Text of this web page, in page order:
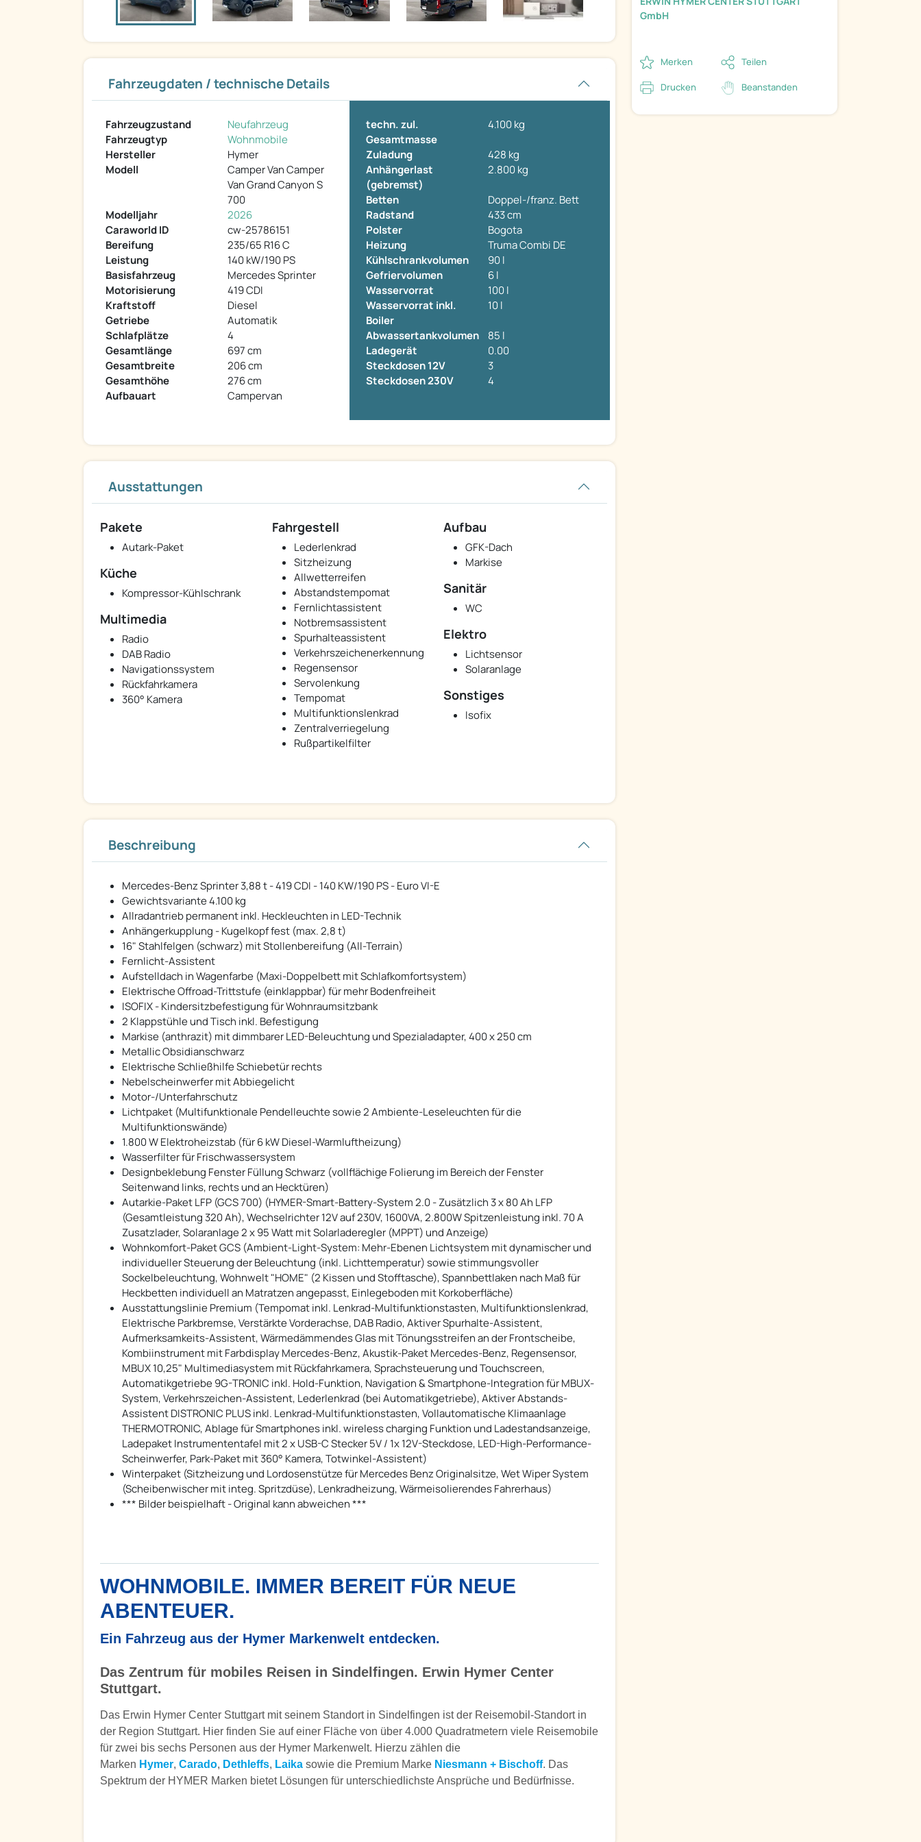
Fahrzeugdaten / technische Details
Fahrzeugzustand
Neufahrzeug
Fahrzeugtyp
Wohnmobile
Hersteller
Hymer
Modell
Camper Van Camper
Van Grand Canyon S
700
Modelljahr
2026
Caraworld ID
cw-25786151
Bereifung
235/65 R16 C
Leistung
140 kW/190 PS
Basisfahrzeug
Mercedes Sprinter
Motorisierung
419 CDI
Kraftstoff
Diesel
Getriebe
Automatik
Schlafplätze
4
Gesamtlänge
697 cm
Gesamtbreite
206 cm
Gesamthöhe
276 cm
Aufbauart
Campervan
techn. zul.
Gesamtmasse
4.100 kg
Zuladung
428 kg
Anhängerlast
(gebremst)
2.800 kg
Betten
Doppel-/franz. Bett
Radstand
433 cm
Polster
Bogota
Heizung
Truma Combi DE
Kühlschrankvolumen
90 l
Gefriervolumen
6 l
Wasservorrat
100 l
Wasservorrat inkl.
Boiler
10 l
Abwassertankvolumen
85 l
Ladegerät
0.00
Steckdosen 12V
3
Steckdosen 230V
4
Ausstattungen
Pakete
Autark-Paket
Fahrgestell
Lederlenkrad
Sitzheizung
Allwetterreifen
Abstandstempomat
Fernlichtassistent
Notbremsassistent
Spurhalteassistent
Verkehrszeichenerkennung
Regensensor
Servolenkung
Tempomat
Multifunktionslenkrad
Zentralverriegelung
Rußpartikelfilter
Aufbau
GFK-Dach
Markise
Küche
Kompressor-Kühlschrank Sanitär
WC
Multimedia
Radio
DAB Radio
Navigationssystem
Rückfahrkamera
360° Kamera
Elektro
Lichtsensor
Solaranlage
Sonstiges
Isofix
Beschreibung
Mercedes-Benz Sprinter 3,88 t - 419 CDI - 140 KW/190 PS - Euro VI-E
Gewichtsvariante 4.100 kg
Allradantrieb permanent inkl. Heckleuchten in LED-Technik
Anhängerkupplung - Kugelkopf fest (max. 2,8 t)
16" Stahlfelgen (schwarz) mit Stollenbereifung (All-Terrain)
Fernlicht-Assistent
Aufstelldach in Wagenfarbe (Maxi-Doppelbett mit Schlafkomfortsystem)
Elektrische Offroad-Trittstufe (einklappbar) für mehr Bodenfreiheit
ISOFIX - Kindersitzbefestigung für Wohnraumsitzbank
2 Klappstühle und Tisch inkl. Befestigung
Markise (anthrazit) mit dimmbarer LED-Beleuchtung und Spezialadapter, 400 x 250 cm
Metallic Obsidianschwarz
Elektrische Schließhilfe Schiebetür rechts
Nebelscheinwerfer mit Abbiegelicht
Motor-/Unterfahrschutz
Lichtpaket (Multifunktionale Pendelleuchte sowie 2 Ambiente-Leseleuchten für die
Multifunktionswände)
1.800 W Elektroheizstab (für 6 kW Diesel-Warmluftheizung)
Wasserfilter für Frischwassersystem
Designbeklebung Fenster Füllung Schwarz (vollflächige Folierung im Bereich der Fenster
Seitenwand links, rechts und an Hecktüren)
Autarkie-Paket LFP (GCS 700) (HYMER-Smart-Battery-System 2.0 - Zusätzlich 3 x 80 Ah LFP
(Gesamtleistung 320 Ah), Wechselrichter 12V auf 230V, 1600VA, 2.800W Spitzenleistung inkl. 70 A
Zusatzlader, Solaranlage 2 x 95 Watt mit Solarladeregler (MPPT) und Anzeige)
Wohnkomfort-Paket GCS (Ambient-Light-System: Mehr-Ebenen Lichtsystem mit dynamischer und
individueller Steuerung der Beleuchtung (inkl. Lichttemperatur) sowie stimmungsvoller
Sockelbeleuchtung, Wohnwelt "HOME" (2 Kissen und Stofftasche), Spannbettlaken nach Maß für
Heckbetten individuell an Matratzen angepasst, Einlegeboden mit Korkoberfläche)
Ausstattungslinie Premium (Tempomat inkl. Lenkrad-Multifunktionstasten, Multifunktionslenkrad,
Elektrische Parkbremse, Verstärkte Vorderachse, DAB Radio, Aktiver Spurhalte-Assistent,
Aufmerksamkeits-Assistent, Wärmedämmendes Glas mit Tönungsstreifen an der Frontscheibe,
Kombiinstrument mit Farbdisplay Mercedes-Benz, Akustik-Paket Mercedes-Benz, Regensensor,
MBUX 10,25" Multimediasystem mit Rückfahrkamera, Sprachsteuerung und Touchscreen,
Automatikgetriebe 9G-TRONIC inkl. Hold-Funktion, Navigation & Smartphone-Integration für MBUX-
System, Verkehrszeichen-Assistent, Lederlenkrad (bei Automatikgetriebe), Aktiver Abstands-
Assistent DISTRONIC PLUS inkl. Lenkrad-Multifunktionstasten, Vollautomatische Klimaanlage
THERMOTRONIC, Ablage für Smartphones inkl. wireless charging Funktion und Ladestandsanzeige,
Ladepaket Instrumententafel mit 2 x USB-C Stecker 5V / 1x 12V-Steckdose, LED-High-Performance-
Scheinwerfer, Park-Paket mit 360° Kamera, Totwinkel-Assistent)
Winterpaket (Sitzheizung und Lordosenstütze für Mercedes Benz Originalsitze, Wet Wiper System
(Scheibenwischer mit integ. Spritzdüse), Lenkradheizung, Wärmeisolierendes Fahrerhaus)
*** Bilder beispielhaft - Original kann abweichen ***
WOHNMOBILE. IMMER BEREIT FÜR NEUE
ABENTEUER.
Ein Fahrzeug aus der Hymer Markenwelt entdecken.
Das Zentrum für mobiles Reisen in Sindelfingen. Erwin Hymer Center
Stuttgart.
Das Erwin Hymer Center Stuttgart mit seinem Standort in Sindelfingen ist der Reisemobil-Standort in
der Region Stuttgart. Hier finden Sie auf einer Fläche von über 4.000 Quadratmetern viele Reisemobile
für zwei bis sechs Personen aus der Hymer Markenwelt. Hierzu zählen die
Marken Hymer, Carado, Dethleffs, Laika sowie die Premium Marke Niesmann + Bischoff. Das
Spektrum der HYMER Marken bietet Lösungen für unterschiedlichste Ansprüche und Bedürfnisse.
GmbH
Merken Teilen
Drucken Beanstanden